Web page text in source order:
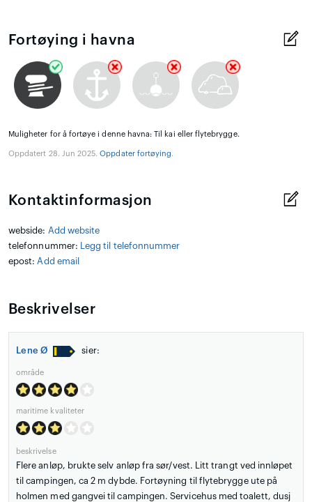
Fortøying i havna
Muligheter for å fortøye i denne havna: Til kai eller flytebrygge.
Oppdatert 28. Jun 2025.Oppdater fortøying.
Kontaktinformasjon
webside: Add website
telefonnummer:
Legg til telefonnummer
epost: Add email
Beskrivelser
Lene Ø sier:
område
maritime kvaliteter
beskrivelse
Flere anløp, brukte selv anløp fra sør/vest. Litt trangt ved innløpet
til campingen, ca 2 m dybde. Fortøyning til flytebrygge ute på
holmen med gangvei til campingen. Servicehus med toalett, dusj